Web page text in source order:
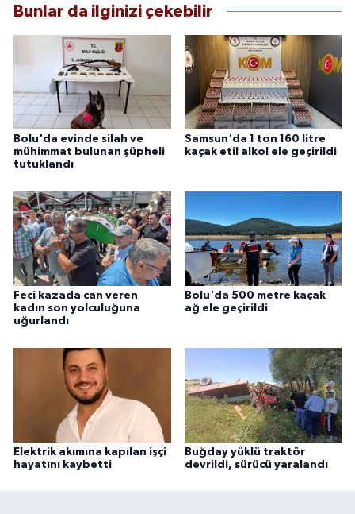
Bunlar da ilginizi çekebilir
Bolu'da evinde silah ve
mühimmat bulunan şüpheli
tutuklandı
Samsun'da 1 ton 160 litre
kaçak etil alkol ele geçirildi
Feci kazada can veren
kadın son yolculuğuna
uğurlandı
Bolu'da 500 metre kaçak
ağ ele geçirildi
Elektrik akımına kapılan işçi
hayatını kaybetti
Buğday yüklü traktör
devrildi, sürücü yaralandı